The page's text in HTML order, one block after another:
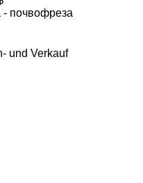
почвофреза
und Verkauf